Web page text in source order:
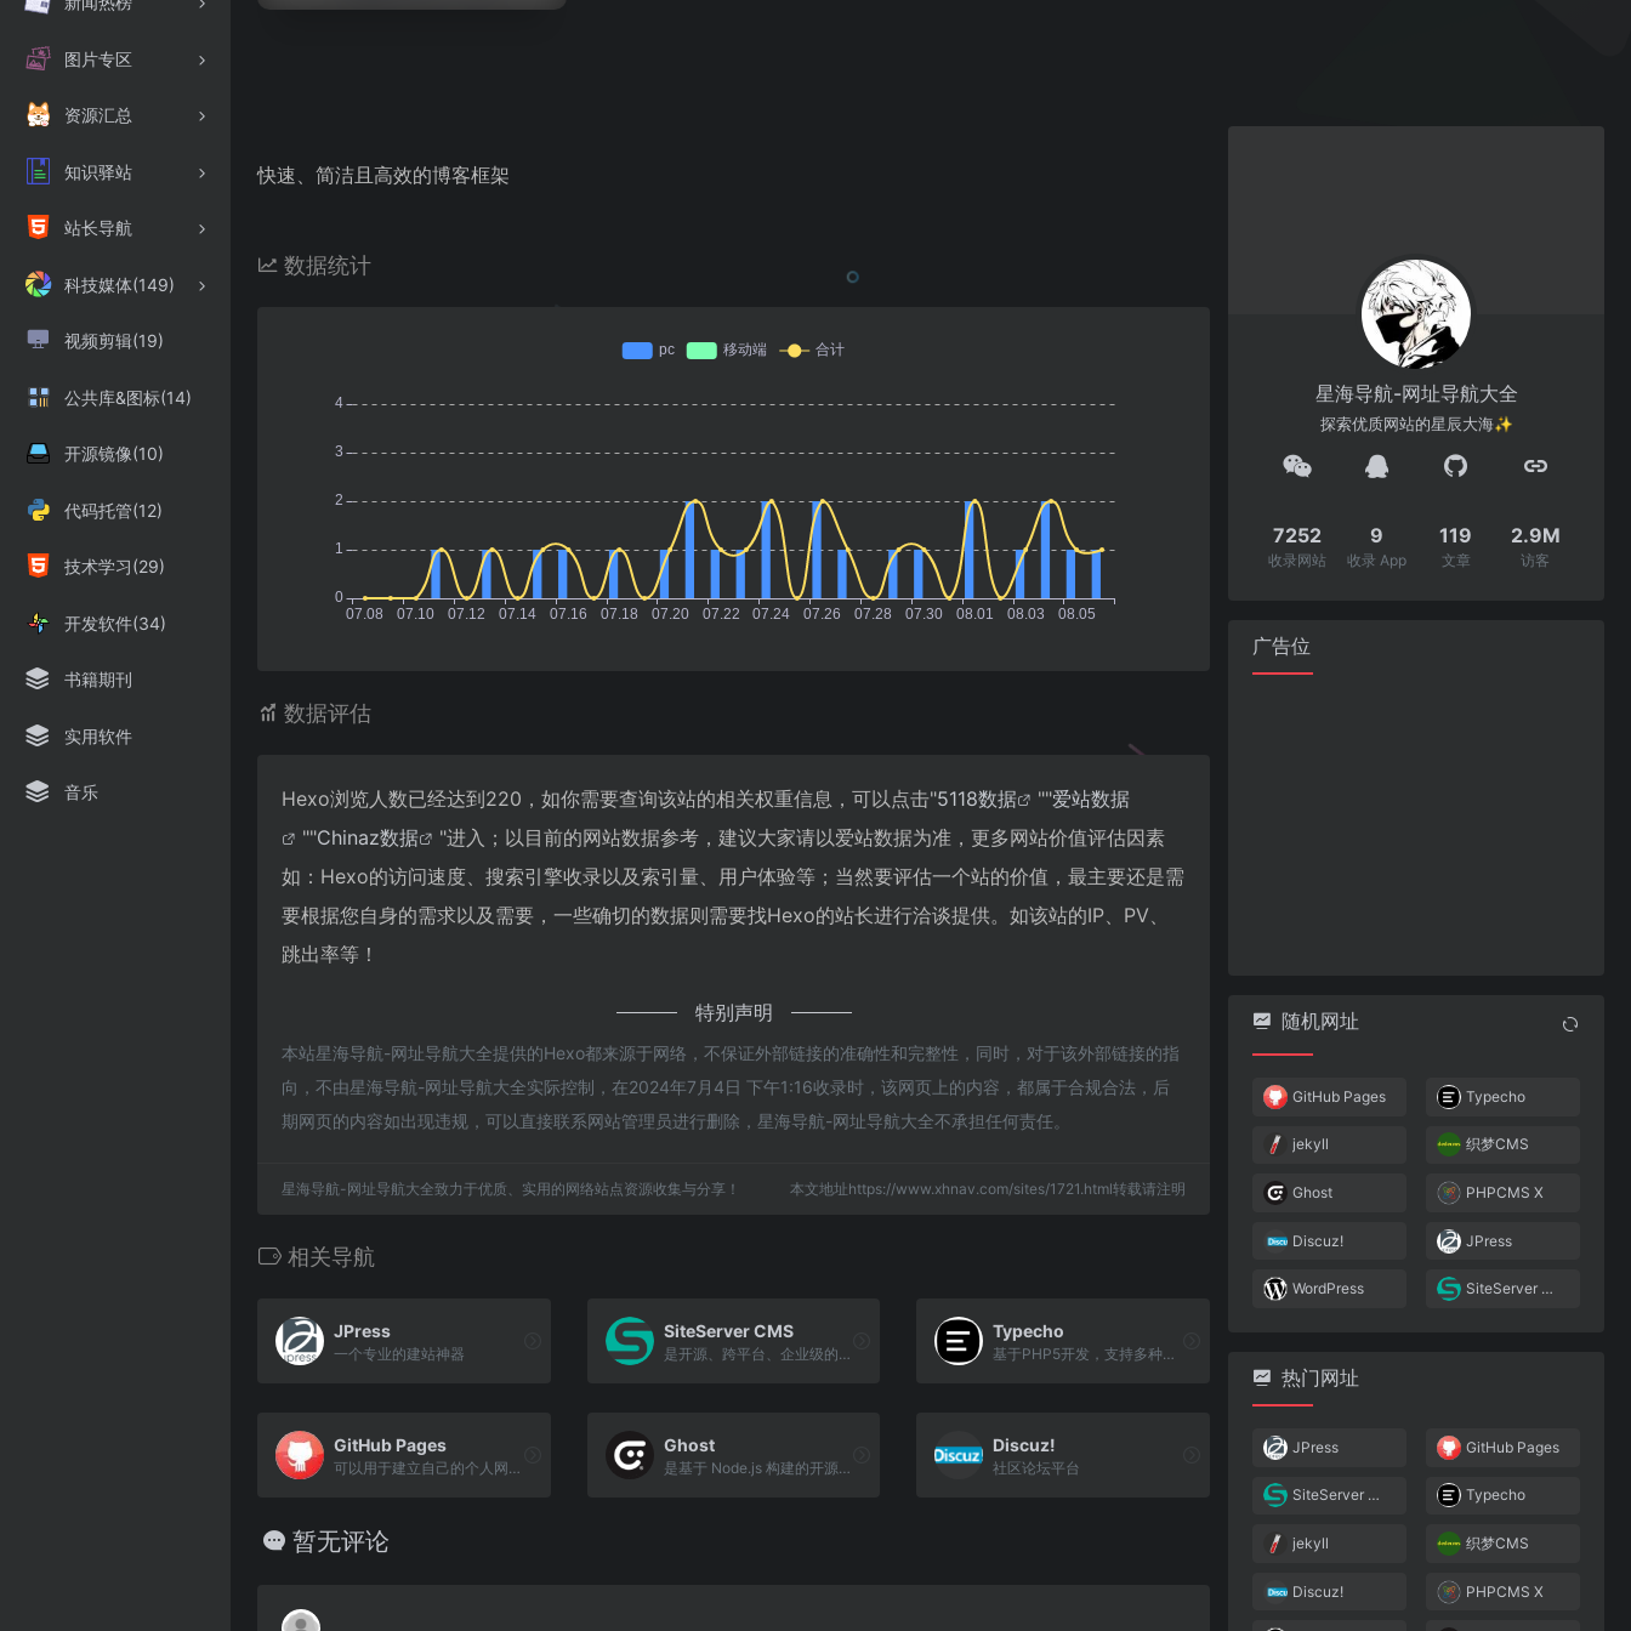
图片专区
资源汇总
知识驿站
站长导航
科技媒体(149)
视频剪辑(19)
公共库&图标(14)
开源镜像(10)
代码托管(12)
技术学习(29)
开发软件(34)
书籍期刊
实用软件
音乐
快速、简洁且高效的博客框架
数据统计
数据评估
Hexo浏览人数已经达到220，如你需要查询该站的相关权重信息，可以点击"5118数据 ""爱站数据
""Chinaz数据
"进入；以目前的网站数据参考，建议大家请以爱站数据为准，更多网站价值评估因素
如：Hexo的访问速度、搜索引擎收录以及索引量、用户体验等；当然要评估一个站的价值，最主要还是需
要根据您自身的需求以及需要，一些确切的数据则需要找Hexo的站长进行洽谈提供。如该站的IP、PV、
跳出率等！
特别声明
本站星海导航-网址导航大全提供的Hexo都来源于网络，不保证外部链接的准确性和完整性，同时，对于该外部链接的指
向，不由星海导航-网址导航大全实际控制，在2024年7月4日 下午1:16收录时，该网页上的内容，都属于合规合法，后
期网页的内容如出现违规，可以直接联系网站管理员进行删除，星海导航-网址导航大全不承担任何责任。
星海导航-网址导航大全致力于优质、实用的网络站点资源收集与分享！ 本文地址https://www.xhnav.com/sites/1721.html转载请注明
相关导航
JPress
一个专业的建站神器
SiteServer CMS
是开源、跨平台、企业级的CMS内容管理系统
Typecho
基于PHP5开发，支持多种数据库，是一款内核强健﹑运行流畅的轻量级开源博客程序
GitHub Pages
可以用于建立自己的个人网站，直接从GitHub存储库托管
Ghost
是基于 Node.js 构建的开源博客平台，具有易用的书写界面和体验
Discuz!
社区论坛平台
暂无评论
星海导航-网址导航大全
探索优质网站的星辰大海✨
7252
收录网站
9
收录 App
119
文章
2.9M
访客
广告位
随机网址
GitHub Pages Typecho
jekyll 织梦CMS
Ghost PHPCMS X
Discuz! JPress
WordPress SiteServer CMS
热门网址
JPress GitHub Pages
SiteServer CMS Typecho
jekyll 织梦CMS
Discuz! PHPCMS X